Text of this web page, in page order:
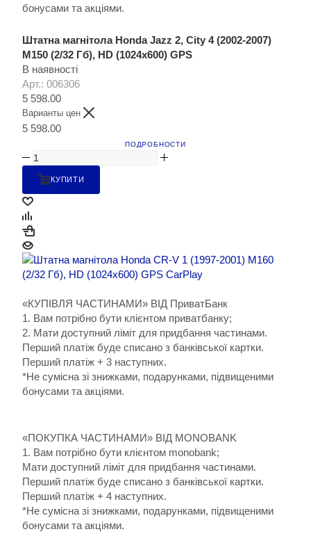
бонусами та акціями.
Штатна магнітола Honda Jazz 2, City 4 (2002-2007)
M150 (2/32 Гб), HD (1024x600) GPS
В наявності
Арт.: 006306
5 598.00
Варианты цен
5 598.00
ПОДРОБНОСТИ
КУПИТИ
«КУПІВЛЯ ЧАСТИНАМИ» ВІД ПриватБанк
1. Вам потрібно бути клієнтом приватбанку;
2. Мати доступний ліміт для придбання частинами.
Перший платіж буде списано з банківської картки.
Перший платіж + 3 наступних.
*Не сумісна зі знижками, подарунками, підвищеними
бонусами та акціями.
«ПОКУПКА ЧАСТИНАМИ» ВІД MONOBANK
1. Вам потрібно бути клієнтом monobank;
Мати доступний ліміт для придбання частинами.
Перший платіж буде списано з банківської картки.
Перший платіж + 4 наступних.
*Не сумісна зі знижками, подарунками, підвищеними
бонусами та акціями.